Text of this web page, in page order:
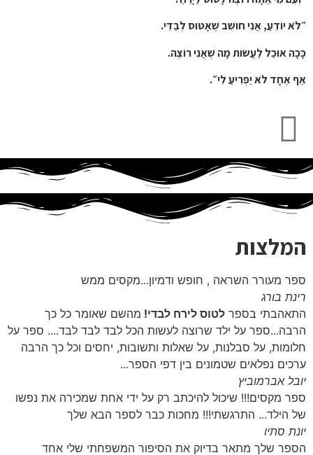
״לֹא יוֹדֵעַ,אֲנִי חוֹשֵׁב שֶׁאָטוּס לְבַדִּי.
כָּכָה אוּכַל לַעֲשׂוֹת מָה שֶׁאֲנִי רוֹצֶה.
אַף אֶחָד לֹא יַפְרִיעַ לִי״.
המלצות
ספר מעורר השראה , חופש ודמיון...מקסים ממש
רינת בורג
התאהבתי בספר לטוס לירח לבדי! מהשם שאומר כל כך
הרבה...ספר על ילד שרוצה לעשות הכל לבד לבד לבד.... ספר על
חלומות, על סבלנות, על שאלות ותשובות, יחסים וכל כך הרבה
ערכים נפלאים שטמונים בין דפי הספר...
יובל אברמוביץ
ספר מקסים!!! שיכול להיכתב רק על ידי אחת שמכירה את נפשו
של הילד... התרגשתי!!! מחכות כבר לספר הבא שלך
יונת סתיו
הספר שלך מתאר בדיוק את הסיפור המשפחתי שלי אחד